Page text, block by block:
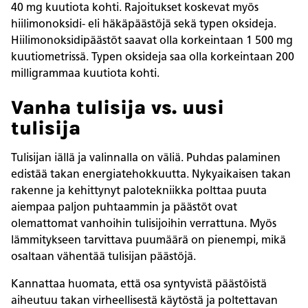
40 mg kuutiota kohti. Rajoitukset koskevat myös
hiilimonoksidi- eli häkäpäästöjä sekä typen oksideja.
Hiilimonoksidipäästöt saavat olla korkeintaan 1 500 mg
kuutiometrissä. Typen oksideja saa olla korkeintaan 200
milligrammaa kuutiota kohti.
Vanha tulisija vs. uusi
tulisija
Tulisijan iällä ja valinnalla on väliä. Puhdas palaminen
edistää takan energiatehokkuutta. Nykyaikaisen takan
rakenne ja kehittynyt palotekniikka polttaa puuta
aiempaa paljon puhtaammin ja päästöt ovat
olemattomat vanhoihin tulisijoihin verrattuna. Myös
lämmitykseen tarvittava puumäärä on pienempi, mikä
osaltaan vähentää tulisijan päästöjä.
Kannattaa huomata, että osa syntyvistä päästöistä
aiheutuu takan virheellisestä käytöstä ja poltettavan